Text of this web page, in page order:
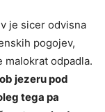
je sicer odvisna
pogojev,
odpadla.
jezeru pod
tega pa